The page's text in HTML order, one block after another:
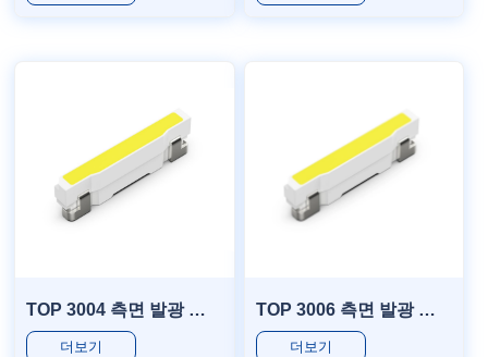
TOP 3004 측면 발광 시리즈
더보기
TOP 3006 측면 발광 시리즈
더보기